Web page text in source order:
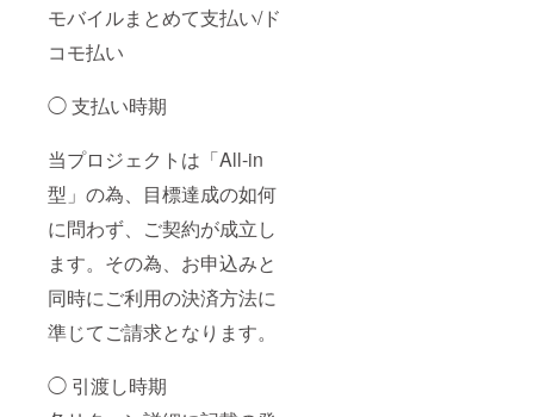
モバイルまとめて支払い/ド
コモ払い
◯ 支払い時期
当プロジェクトは「All-in
型」の為、目標達成の如何
に問わず、ご契約が成立し
ます。その為、お申込みと
同時にご利用の決済方法に
準じてご請求となります。
◯ 引渡し時期